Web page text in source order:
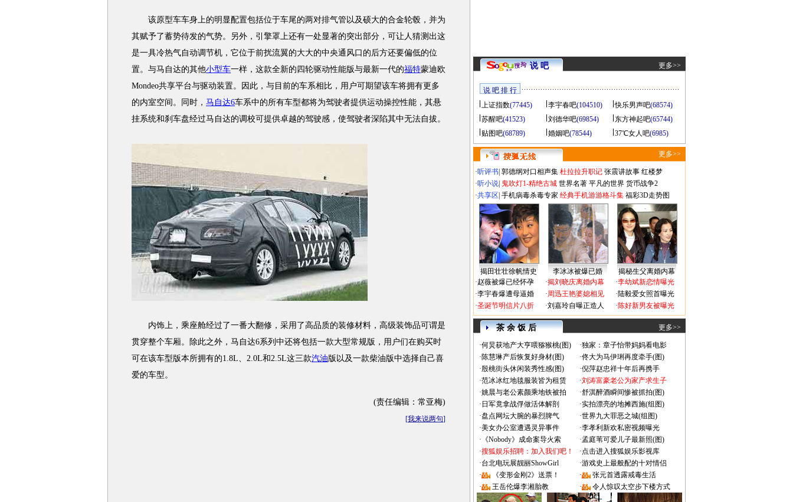
该原型车车身上的明显配置包括位于车尾的两对排气管以及硕大的合金轮毂，并为
其赋予了蓄势待发的气势。另外，引擎罩上还有一处显著的突出部分，可让人猜测出这
是一具冷热气自动调节机，它位于前扰流翼的大大的中央通风口的后方还要偏低的位
置。与马自达的其他小型车一样，这款全新的四轮驱动性能版与最新一代的福特蒙迪欧
Mondeo共享平台与驱动装置。因此，与目前的车系相比，用户可期望该车将拥有更多
的内室空间。同时， 马自达6车系中的所有车型都将为驾驶者提供运动操控性能，其悬
挂系统和刹车盘经过马自达的调校可提供卓越的驾驶感，使驾驶者深陷其中无法自拔。
内饰上，乘座舱经过了一番大翻修，采用了高品质的装修材料，高级装饰品可谓是
贯穿整个车厢。除此之外，马自达6系列中还将包括一款大型常规版，用户们在购买时
可在该车型版本所拥有的1.8L、2.0L和2.5L这三款汽油版以及一款柴油版中选择自己喜
爱的车型。
(责任编辑：常亚梅)
[我来说两句]
说 吧 更多>>
说 吧 排 行
上证指数(77445) 李宇春吧(104510) 快乐男声吧(68574)
苏醒吧(41523) 刘德华吧(69854) 东方神起吧(65744)
贴图吧(68789) 婚姻吧(78544) 37℃女人吧(6985)
更多>>
·听评书 郭德纲对口相声集 杜拉拉升职记 张震讲故事 红楼梦
·听小说 鬼吹灯1-精绝古城 世界名著 平凡的世界 货币战争2
·共享区 手机病毒杀毒专家 经典手机游游格斗集 福彩3D走势图
揭田壮壮徐帆情史 李冰冰被爆已婚
揭秘生父离婚内幕
·赵薇被爆已经怀孕
·李宇春爆遭母逼婚
·圣诞节明信片八折
·揭刘晓庆离婚内幕
·周迅王艳婆媳相见
·刘嘉玲自曝正造人
·李幼斌新恋情曝光
·陆毅爱女照首曝光
·陈好新男友被曝光
茶 余 饭 后 更多>>
·何炅获地产大亨喂猕猴桃(图) ·独家：章子怡带妈妈看电影
·陈慧琳产后恢复好身材(图) ·佟大为马伊琍再度牵手(图)
·殷桃街头休闲装秀性感(图) ·倪萍赵忠祥十年后再携手
·范冰冰红地毯服装皆为租赁 ·刘涛富豪老公为家产求生子
·姚晨与老公素颜乘地铁被拍 ·舒淇醉酒瞬间惨被抓拍(图)
· 日军竟拿战俘做活体解剖 ·实拍漂亮的地摊西施(组图)
·盘点网坛大腕的暴烈脾气 ·世界九大罪恶之城(组图)
·美女办公室遭遇灵异事件 ·李孝利新欢私密视频曝光
· 《Nobody》成命案导火索 ·孟庭苇可爱儿子最新照(图)
·搜狐娱乐招聘：加入我们吧！ ·点击进入搜狐娱乐影视库
·台北电玩展靓丽ShowGirl ·游戏史上最般配的十对情侣
·
《变形金刚2》送票！ ·
张元首透露戒毒生活
·
王岳伦爆李湘胎教 · 令人惊叹太空步下楼方式